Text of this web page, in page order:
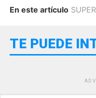
En este artículo
TE PUEDE